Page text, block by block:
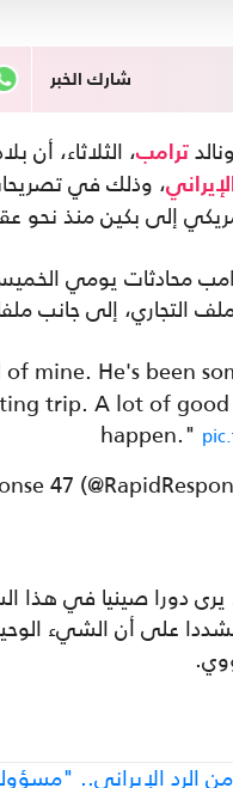
شارك الخبر
ترامب، الثلاثاء، أن
الإيراني، وذلك في
إلى بكين منذ نحو
محادثات يومي
إلى جانب
mine. He's been
trip. A lot of
happen."
يرى دورا صينيا في هذا
على أن الشيء
الرد الإيراني..